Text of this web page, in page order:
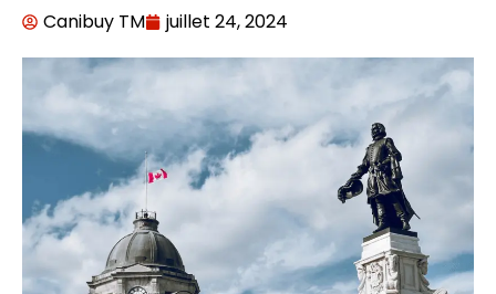
Canibuy TM juillet 24, 2024